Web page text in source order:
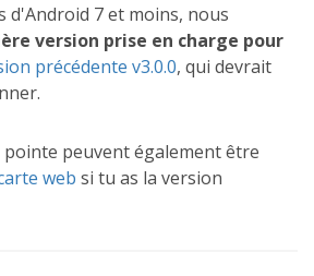
d'Android 7 et moins, nous
version prise en charge pour
précédente v3.0.0, qui devrait
pointe peuvent également être
web si tu as la version